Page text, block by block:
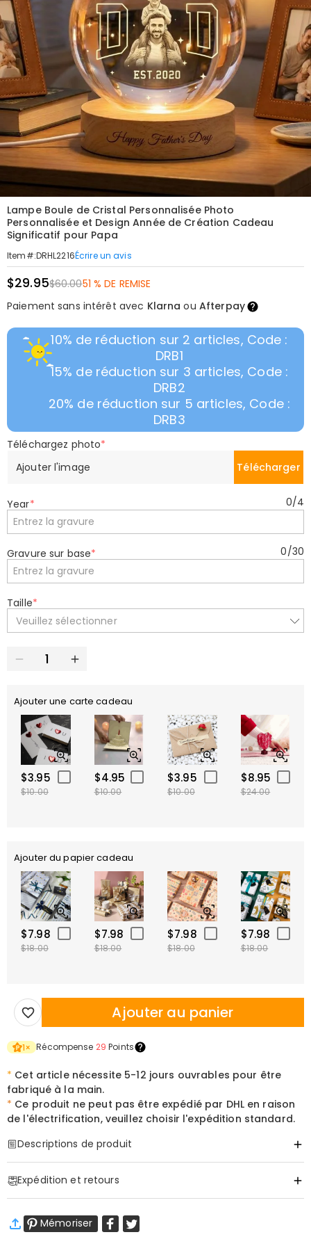
Lampe Boule de Cristal Personnalisée Photo
Personnalisée et Design Année de Création Cadeau
Significatif pour Papa
Item#:DRHL2216Écrire un avis
$29.95$60.0051 % DE REMISE
Paiement sans intérêt avec Klarna ou Afterpay
10% de réduction sur 2 articles, Code :
DRB1
15% de réduction sur 3 articles, Code :
DRB2
20% de réduction sur 5 articles, Code :
DRB3
Téléchargez photo*
Ajouter l'image
Télécharger
Year* 0/4
Gravure sur base* 0/30
Taille*
Veuillez sélectionner
Ajouter une carte cadeau
$3.95
$10.00
$4.95
$10.00
$3.95
$10.00
$8.95
$24.00
Ajouter du papier cadeau
$7.98
$18.00
$7.98
$18.00
$7.98
$18.00
$7.98
$18.00
Ajouter au panier
1× Récompense 29 Points
* Cet article nécessite 5-12 jours ouvrables pour être
fabriqué à la main.
* Ce produit ne peut pas être expédié par DHL en raison
de l'électrification, veuillez choisir l'expédition standard.
Descriptions de produit
La Lumière Qui Honore Son Plus Grand Héritage
Transformez son souvenir préféré en une pièce maîtresse
rayonnante qui parle plus fort que les mots. Cette Lampe Photo en
Expédition et retours
Livraison standard:9-18Jours ouvrables
Mémoriser